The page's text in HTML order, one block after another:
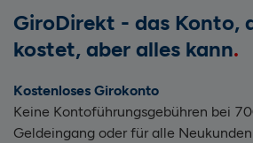
GiroDirekt - das Konto,
kostet, aber alles kann
Kostenloses Girokonto
Keine Kontoführungsgebühren bei
Geldeingang oder für alle